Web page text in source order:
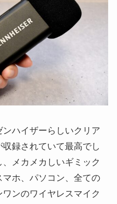
ハイザーらしいクリア
録されていて最高でし
メカメカしいギミック
ホ、パソコン、全ての
ンのワイヤレスマイク